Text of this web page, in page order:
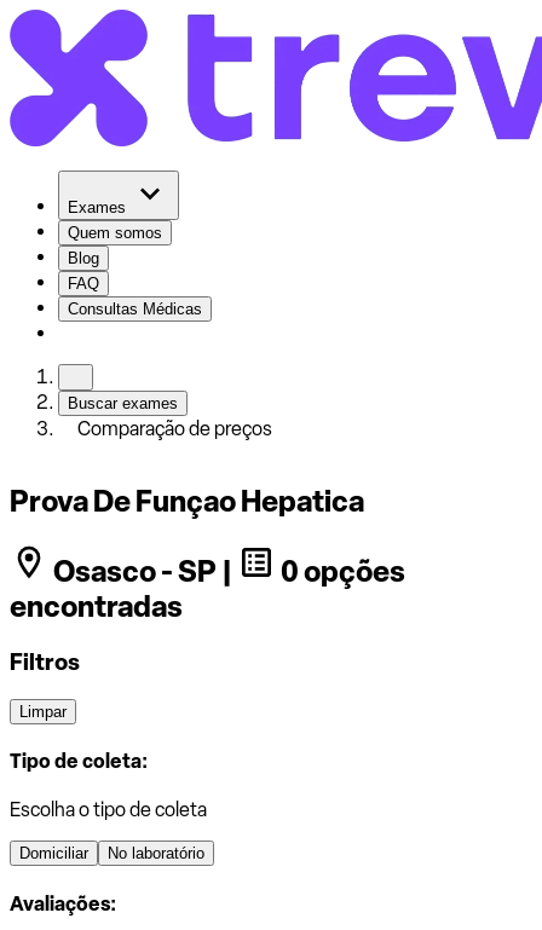
Exames
Quem somos
Blog
FAQ
Consultas Médicas
Buscar exames
Comparação de preços
Prova De Funçao Hepatica
Osasco - SP |
0 opções
encontradas
Filtros
Limpar
Tipo de coleta:
Escolha o tipo de coleta
Domiciliar No laboratório
Avaliações: